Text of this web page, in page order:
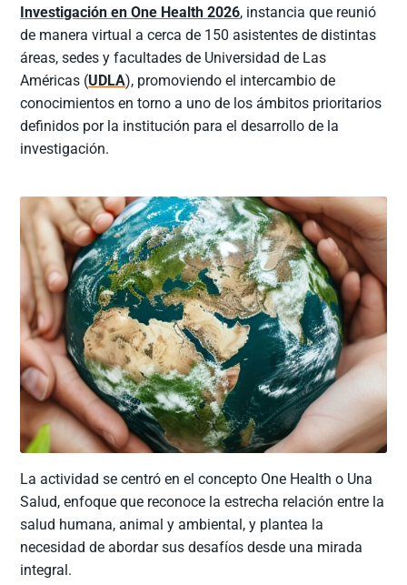
Investigación en One Health 2026, instancia que reunió
de manera virtual a cerca de 150 asistentes de distintas
áreas, sedes y facultades de Universidad de Las
Américas (UDLA), promoviendo el intercambio de
conocimientos en torno a uno de los ámbitos prioritarios
definidos por la institución para el desarrollo de la
investigación.
La actividad se centró en el concepto One Health o Una
Salud, enfoque que reconoce la estrecha relación entre la
salud humana, animal y ambiental, y plantea la
necesidad de abordar sus desafíos desde una mirada
integral.